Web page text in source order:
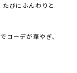
びにふんわりと
コーデが華やぎ、